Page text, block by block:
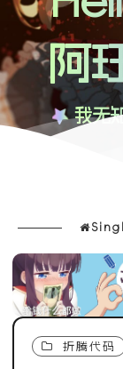
阿
我无
折腾代码